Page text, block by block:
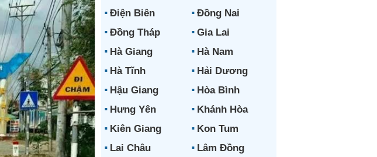
Điện Biên
Đồng Nai
Đồng Tháp
Gia Lai
Hà Giang
Hà Nam
Hà Tĩnh
Hải Dương
Hậu Giang
Hòa Bình
Hưng Yên
Khánh Hòa
Kiên Giang
Kon Tum
Lai Châu
Lâm Đồng